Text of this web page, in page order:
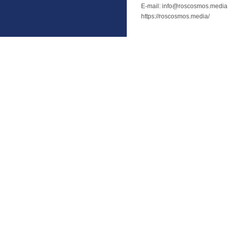
E-mail: info@roscosmos.media
https://roscosmos.media/